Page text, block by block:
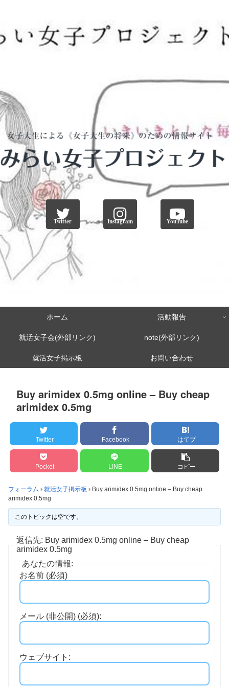
Twitter Instagram YouTube
ホーム 活動報告
就活女子会(外部リンク) note(外部リンク)
就活女子掲示板 お問い合わせ
Buy arimidex 0.5mg online – Buy cheap
arimidex 0.5mg
Twitter Facebook はてブ
Pocket LINE コピー
フォーラム › 就活女子掲示板 › Buy arimidex 0.5mg online – Buy cheap
arimidex 0.5mg
このトピックは空です。
返信先: Buy arimidex 0.5mg online – Buy cheap
arimidex 0.5mg
あなたの情報:
お名前 (必須)
メール (非公開) (必須):
ウェブサイト: